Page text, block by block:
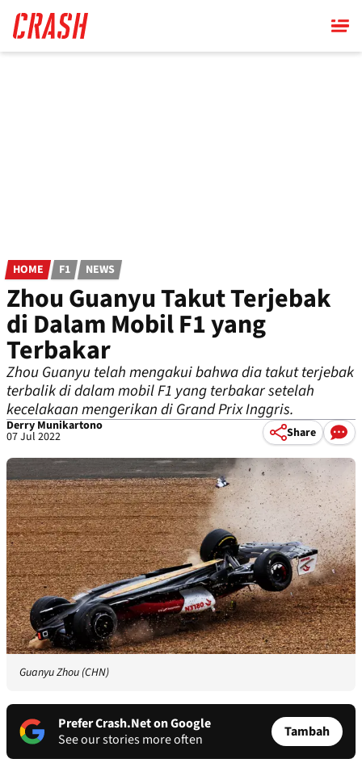
main
content
HOME F1 NEWS
Zhou Guanyu Takut Terjebak
di Dalam Mobil F1 yang
Terbakar
Zhou Guanyu telah mengakui bahwa dia takut terjebak
terbalik di dalam mobil F1 yang terbakar setelah
kecelakaan mengerikan di Grand Prix Inggris.
Derry Munikartono
07 Jul 2022 Share
Guanyu Zhou (CHN)
Prefer Crash.Net on Google
See our stories more often
Tambah